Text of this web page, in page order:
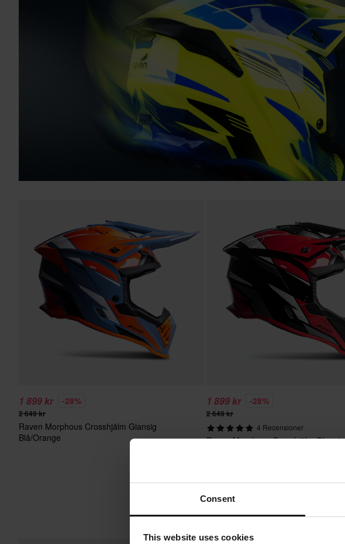
Consent
This website uses cookies
1 899 kr -28%
2 649 kr
Raven Morphous Crosshjälm Glansig
Blå/Orange
1 899 kr -28%
2 649 kr
4 Recensioner
Raven Morphous Crosshjälm Glansig